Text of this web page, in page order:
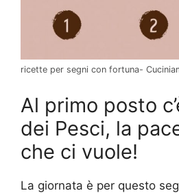
ricette per segni con fortuna-
Al primo posto
dei Pesci, la
che ci vuole!
La giornata è per questo